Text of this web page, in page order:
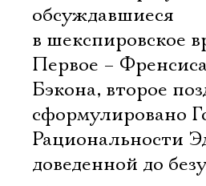
обсуждавшиеся
в шекспировское
Первое –
Бэкона, второе
сформулировано
Рациональности
доведенной до